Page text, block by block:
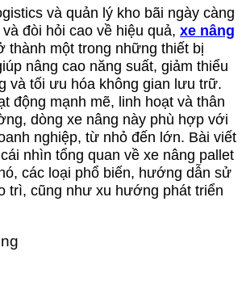
và quản lý kho bãi ngày càng
đòi hỏi cao về hiệu quả, xe nâng
thành một trong những thiết bị
nâng cao năng suất, giảm thiểu
và tối ưu hóa không gian lưu trữ.
động mạnh mẽ, linh hoạt và thân
dòng xe nâng này phù hợp với
nghiệp, từ nhỏ đến lớn. Bài viết
nhìn tổng quan về xe nâng pallet
các loại phổ biến, hướng dẫn sử
trì, cũng như xu hướng phát triển